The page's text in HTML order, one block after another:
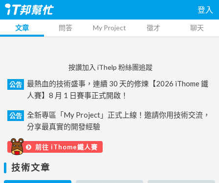
登入
文章 問答 My Project 徵才 聊天
按讚加入 iThelp 粉絲團追蹤
公告
最熱血的技術盛事，連續 30 天的修煉【2026 iThome 鐵
人賽】8 月 1 日賽事正式開啟！
公告
全新專區「My Project」正式上線！邀請你用技術交流，
分享最真實的開發經驗
前往 iThome鐵人賽
技術文章